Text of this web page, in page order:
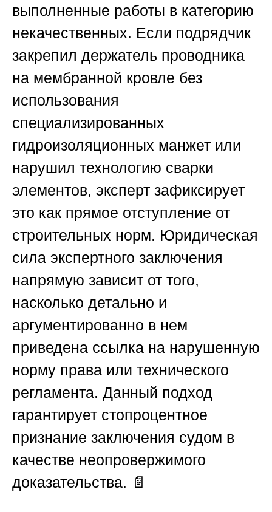
выполненные работы в категорию
некачественных. Если подрядчик
закрепил держатель проводника
на мембранной кровле без
использования
специализированных
гидроизоляционных манжет или
нарушил технологию сварки
элементов, эксперт зафиксирует
это как прямое отступление от
строительных норм. Юридическая
сила экспертного заключения
напрямую зависит от того,
насколько детально и
аргументированно в нем
приведена ссылка на нарушенную
норму права или технического
регламента. Данный подход
гарантирует стопроцентное
признание заключения судом в
качестве неопровержимого
доказательства. 📄